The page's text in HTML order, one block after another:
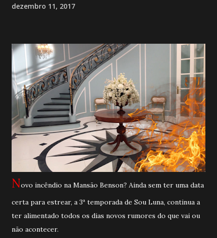
dezembro 11, 2017
Novo incêndio na Mansão Benson? Ainda sem ter uma data
certa para estrear, a 3ª temporada de Sou Luna, continua a
ter alimentado todos os dias novos rumores do que vai ou
não acontecer.